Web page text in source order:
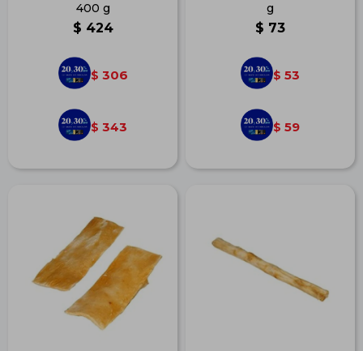
400 g
$ 424
$ 306
$ 343
g
$ 73
$ 53
$ 59